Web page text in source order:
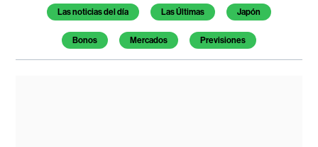
Temas de este artículo
Las noticias del día Las Últimas Japón
Bonos Mercados Previsiones